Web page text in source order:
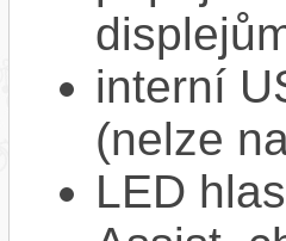
interní
(nelze
LED